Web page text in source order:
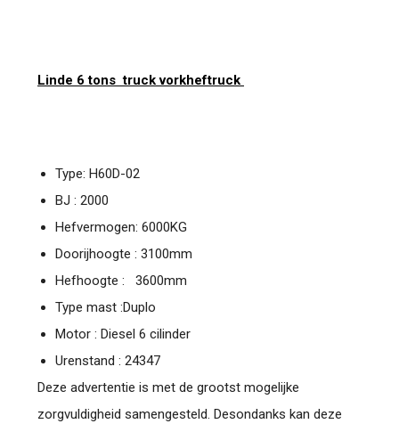
Linde 6 tons truck vorkheftruck
Type: H60D-02
BJ : 2000
Hefvermogen: 6000KG
Doorijhoogte : 3100mm
Hefhoogte : 3600mm
Type mast :Duplo
Motor : Diesel 6 cilinder
Urenstand : 24347
Deze advertentie is met de grootst mogelijke
zorgvuldigheid samengesteld. Desondanks kan deze